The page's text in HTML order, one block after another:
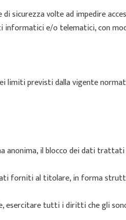
volte ad impedire
e/o telematici, con
limiti previsti dalla vigente
anonima, il blocco dei dati
forniti al titolare, in forma
esercitare tutti i diritti che gli